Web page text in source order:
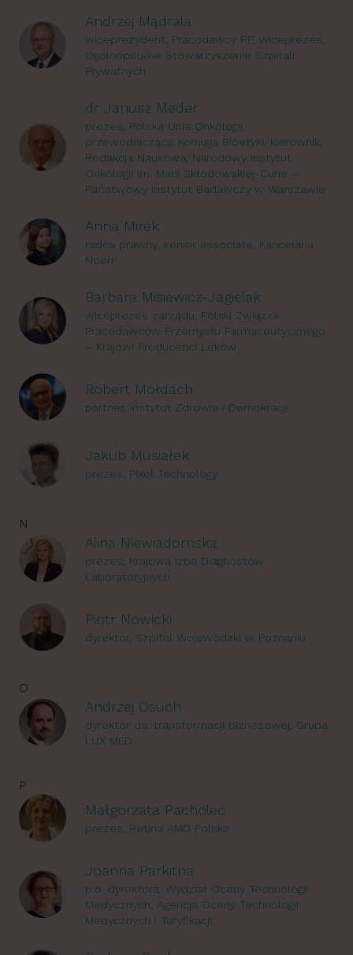
Andrzej Mądrala
wiceprezydent, Pracodawcy RP, wiceprezes,
Ogólnopolskie Stowarzyszenie Szpitali
Prywatnych
dr Janusz Meder
prezes, Polska Unia Onkologii,
przewodniczący, Komisja Bioetyki, kierownik,
Redakcja Naukowa, Narodowy Instytut
Onkologii im. Marii Skłodowskiej-Curie –
Państwowy Instytut Badawczy w Warszawie
Anna Mirek
radca prawny, senior associate, Kancelaria
Noerr
Barbara Misiewicz-Jagielak
wiceprezes zarządu, Polski Związek
Pracodawców Przemysłu Farmaceutycznego
– Krajowi Producenci Leków
Robert Mołdach
partner, Instytut Zdrowia i Demokracji
Jakub Musiałek
prezes, Pixel Technology
N
Alina Niewiadomska
prezes, Krajowa Izba Diagnostów
Laboratoryjnych
Piotr Nowicki
dyrektor, Szpital Wojewódzki w Poznaniu
O
Andrzej Osuch
dyrektor ds. transformacji biznesowej, Grupa
LUX MED
P
Małgorzata Pacholec
prezes, Retina AMD Polska
Joanna Parkitna
p.o. dyrektora, Wydział Oceny Technologii
Medycznych, Agencja Oceny Technologii
Medycznych i Taryfikacji